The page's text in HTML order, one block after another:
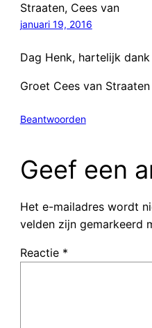
Straaten, Cees van
januari 19, 2016
Dag Henk, hartelijk
Groet Cees van Straaten
Beantwoorden
Geef een
Het e-mailadres wordt
velden zijn gemarkeerd
Reactie *